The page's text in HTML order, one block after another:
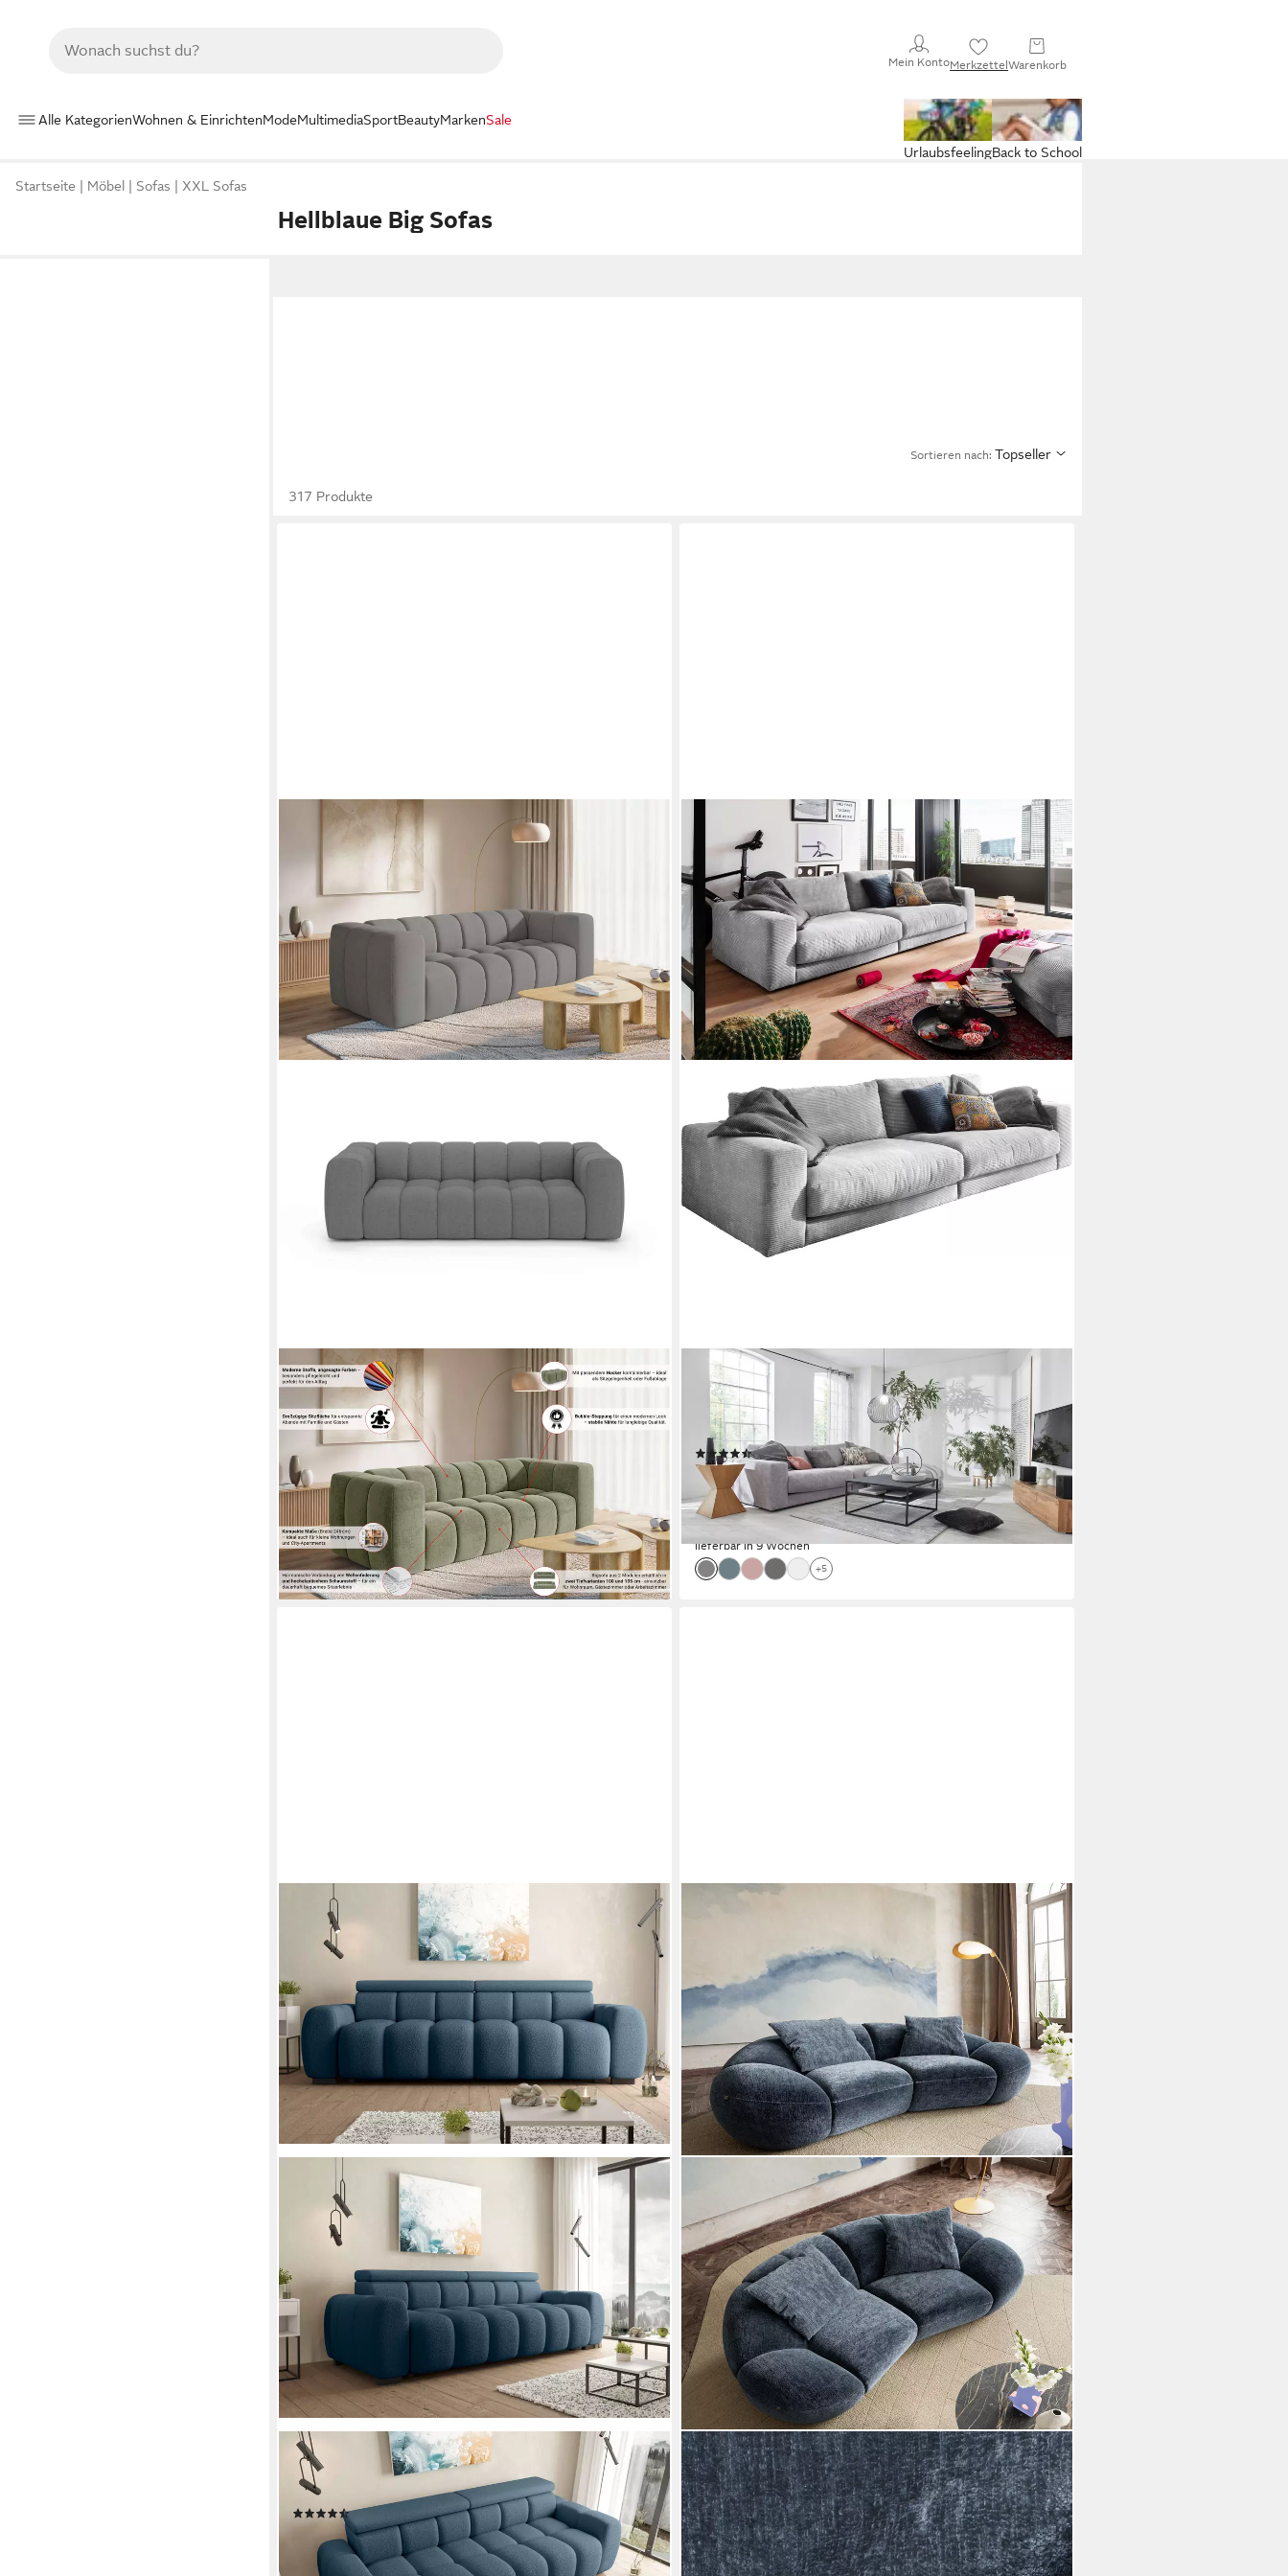
Mein KontoMerkzettelWarenkorb
Alle KategorienWohnen & EinrichtenModeMultimediaSportBeautyMarkenSale
Back to School
Urlaubsfeeling
Startseite Möbel Sofas XXL Sofas
Hellblaue Big Sofas
Sortieren nach: Topseller
317 Produkte
HOMSY BY ANA JOHNSON
Big-Sofa »L« BOUBELLE Design-Sofa mit Steppung,
Bubble-Optik, Breite 246 cm, 4-Sitzer mit
Wellenunterfederung, L Sitztiefe 63 cm
1.149,99 €
-2%
lieferbar in 6 Wochen
+3
HOME AFFAIRE
Big-Sofa Enisa, bequeme, legere Polsterung B/T/H:
290/127/85 cm, Mega Sofa, Zeitloses und stylisches
Loungemöbel, in Fein- und Breitcord
(85)
1.589,99 € UVP2.433,00 €
-35%
lieferbar in 9 Wochen
+5
99ROOMS
Big-Sofa Alessio, Sofa, Big-Sofa, mit elektrischer
Sitztiefenverstellung, Bezug: Boucle ABRIAMO
(31)
1.089,00 € UVP2.179,00 €
-50%
DELIFE
Big-Sofa Lunna, Chenille Blau 280x170 cm 2 Kissen
1.999,90 € UVP2.599,90 €
-23%
lieferbar - in 5-6 Werktagen bei dir